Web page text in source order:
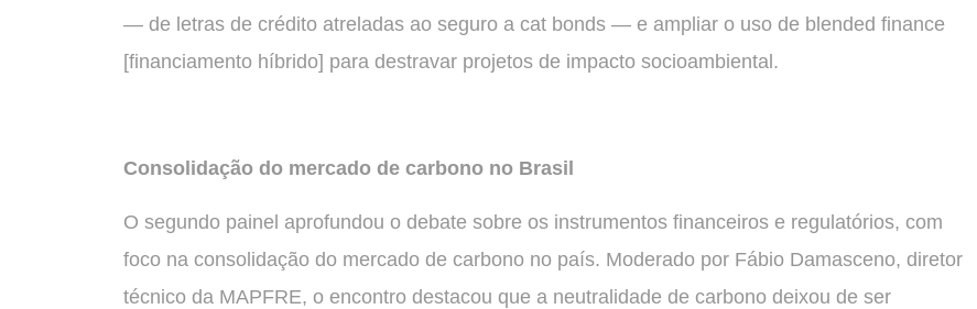
— de letras de crédito atreladas ao seguro a cat bonds — e ampliar o uso de blended finance
[financiamento híbrido] para destravar projetos de impacto socioambiental.
Consolidação do mercado de carbono no Brasil
O segundo painel aprofundou o debate sobre os instrumentos financeiros e regulatórios, com
foco na consolidação do mercado de carbono no país. Moderado por Fábio Damasceno, diretor
técnico da MAPFRE, o encontro destacou que a neutralidade de carbono deixou de ser